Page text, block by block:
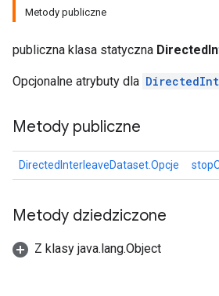
Metody publiczne
publiczna klasa statyczna
Opcjonalne atrybuty dla
Metody publiczne
DirectedInterleaveDataset.Opcje
Metody dziedziczone
Z klasy java.lang.Object